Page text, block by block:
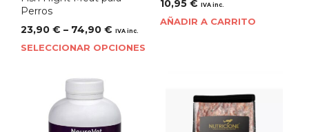
Perros
23,90 € – 74,90 € IVA inc.
SELECCIONAR OPCIONES
10,95 € IVA inc.
AÑADIR A CARRITO